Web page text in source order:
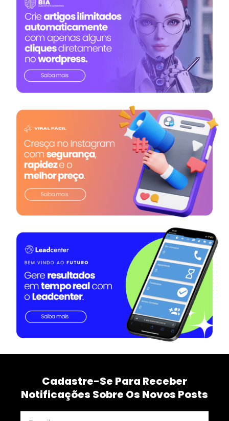
Cadastre-Se Para Receber
Notificações Sobre Os Novos Posts